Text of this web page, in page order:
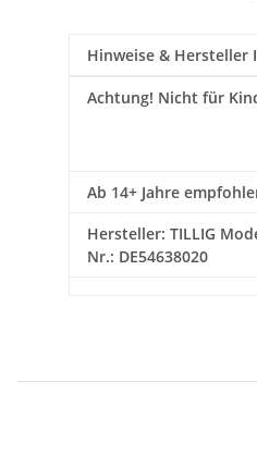
Hinweise & Hersteller
Achtung! Nicht für
Ab 14+ Jahre
Hersteller: TILLIG
Nr.: DE54638020